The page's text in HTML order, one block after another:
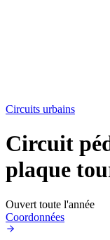
Circuits urbains
Circuit
plaque
Ouvert toute l'année
Coordonnées